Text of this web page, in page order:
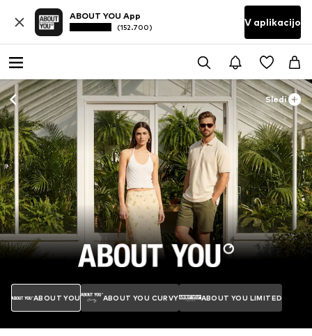
ABOUT YOU App
(152.700) V aplikacijo
Sledi
ABOUT YOU ABOUT YOU CURVY ABOUT YOU LIMITED